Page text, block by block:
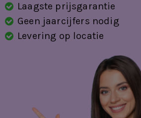
Laagste prijsgarantie
Geen jaarcijfers nodig
Levering op locatie